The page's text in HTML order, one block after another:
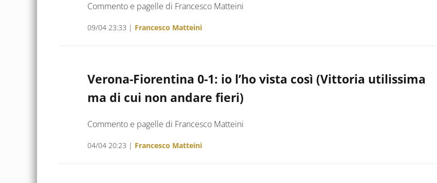
Commento e pagelle di Francesco Matteini
09/04 23:33 | Francesco Matteini
Verona-Fiorentina 0-1: io l’ho vista così (Vittoria utilissima
ma di cui non andare fieri)
Commento e pagelle di Francesco Matteini
04/04 20:23 | Francesco Matteini